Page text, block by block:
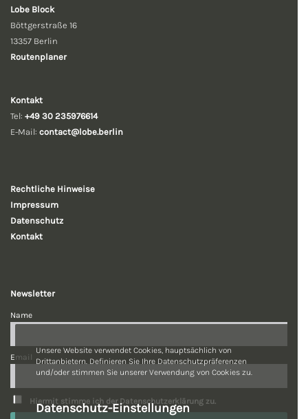
Lobe Block
Böttgerstraße 16
13357 Berlin
Routenplaner
Kontakt
Tel: +49 30 235976614
E-Mail: contact@lobe.berlin
Rechtliche Hinweise
Impressum
Datenschutz
Kontakt
Newsletter
Name
Email
Hiermit stimme ich der Datenschutzerklärung zu.
Unsere Website verwendet Cookies, hauptsächlich von
Drittanbietern. Definieren Sie Ihre Datenschutzpräferenzen
und/oder stimmen Sie unserer Verwendung von Cookies zu.
Datenschutz-Einstellungen